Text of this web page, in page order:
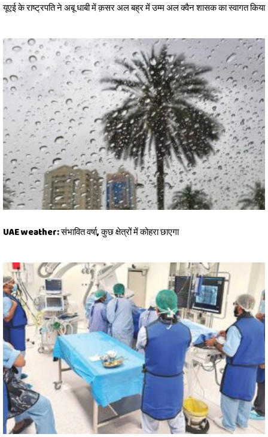
यूएई के राष्ट्रपति ने अबू धाबी में क़सर अल बह्र में उम्म अल क्वैन शासक का स्वागत किया
UAE weather: संभावित वर्षा, कुछ क्षेत्रों में कोहरा छाएगा